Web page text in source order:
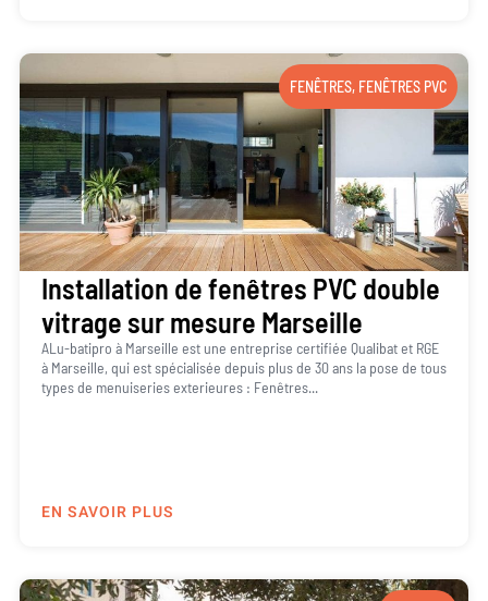
FENÊTRES, FENÊTRES PVC
Installation de fenêtres PVC double
vitrage sur mesure Marseille
ALu-batipro à Marseille est une entreprise certifiée Qualibat et RGE
à Marseille, qui est spécialisée depuis plus de 30 ans la pose de tous
types de menuiseries exterieures : Fenêtres...
EN SAVOIR PLUS